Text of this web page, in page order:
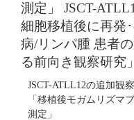
測定」 JSCT-
細胞移植後に再発
病/リンパ腫 患者
る前向き観察研究」
JSCT-ATLL12の追加観
「移植後モガムリズマ
測定」